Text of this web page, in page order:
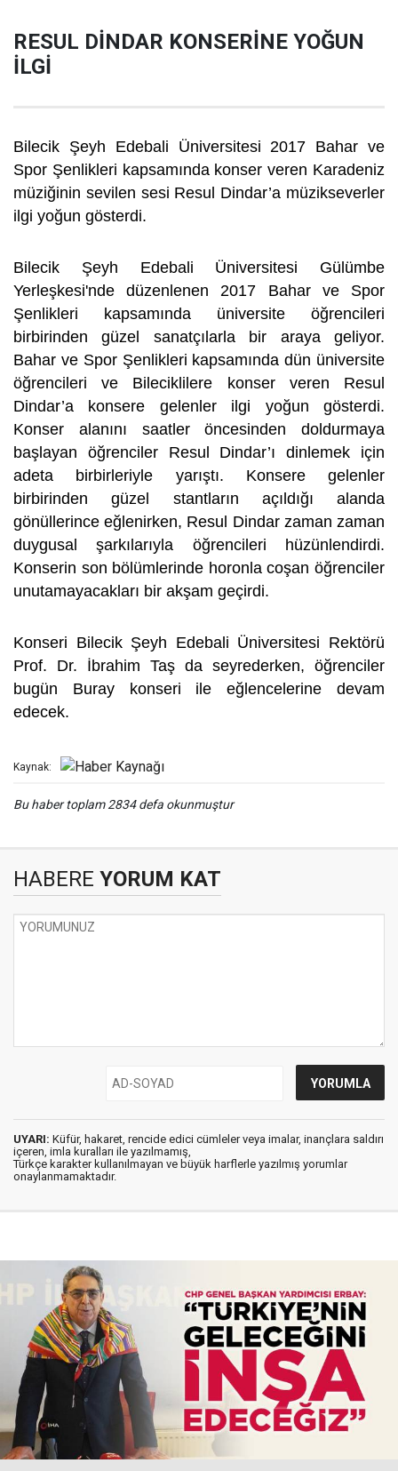
RESUL DİNDAR KONSERİNE YOĞUN
İLGİ
Bilecik Şeyh Edebali Üniversitesi 2017 Bahar ve
Spor Şenlikleri kapsamında konser veren Karadeniz
müziğinin sevilen sesi Resul Dindar’a müzikseverler
ilgi yoğun gösterdi.
Bilecik Şeyh Edebali Üniversitesi Gülümbe
Yerleşkesi'nde düzenlenen 2017 Bahar ve Spor
Şenlikleri kapsamında üniversite öğrencileri
birbirinden güzel sanatçılarla bir araya geliyor.
Bahar ve Spor Şenlikleri kapsamında dün üniversite
öğrencileri ve Bileciklilere konser veren Resul
Dindar’a konsere gelenler ilgi yoğun gösterdi.
Konser alanını saatler öncesinden doldurmaya
başlayan öğrenciler Resul Dindar’ı dinlemek için
adeta birbirleriyle yarıştı. Konsere gelenler
birbirinden güzel stantların açıldığı alanda
gönüllerince eğlenirken, Resul Dindar zaman zaman
duygusal şarkılarıyla öğrencileri hüzünlendirdi.
Konserin son bölümlerinde horonla coşan öğrenciler
unutamayacakları bir akşam geçirdi.
Konseri Bilecik Şeyh Edebali Üniversitesi Rektörü
Prof. Dr. İbrahim Taş da seyrederken, öğrenciler
bugün Buray konseri ile eğlencelerine devam
edecek.
Kaynak:
Bu haber toplam 2834 defa okunmuştur
HABERE YORUM KAT
UYARI: Küfür, hakaret, rencide edici cümleler veya imalar, inançlara saldırı
içeren, imla kuralları ile yazılmamış,
Türkçe karakter kullanılmayan ve büyük harflerle yazılmış yorumlar
onaylanmamaktadır.